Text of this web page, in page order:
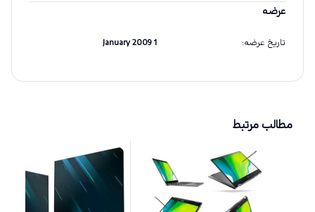
عرضه
تاریخ عرضه:
1 January 2009
مطالب مرتبط